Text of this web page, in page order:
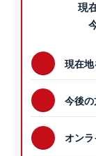
現
現在
今後
オン